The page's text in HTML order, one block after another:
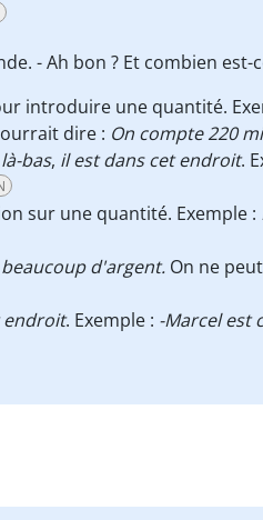
- Ah bon ? Et combien est-
introduire une quantité.
dire : On compte 220
bas, il est dans cet endroit.
sur une quantité. Exemple :
beaucoup d'argent. On ne
endroit. Exemple : -Marcel est